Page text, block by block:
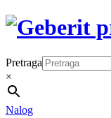
Pretraga
×
Nalog